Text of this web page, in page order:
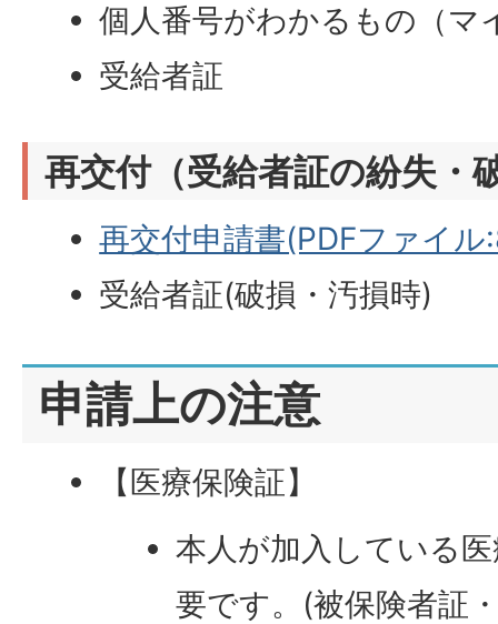
個人番号がわかるもの（マ
受給者証
再交付（受給者証の紛失・
再交付申請書(PDFファイル
受給者証(破損・汚損時)
申請上の注意
【医療保険証】
本人が加入している
要です。(被保険者証